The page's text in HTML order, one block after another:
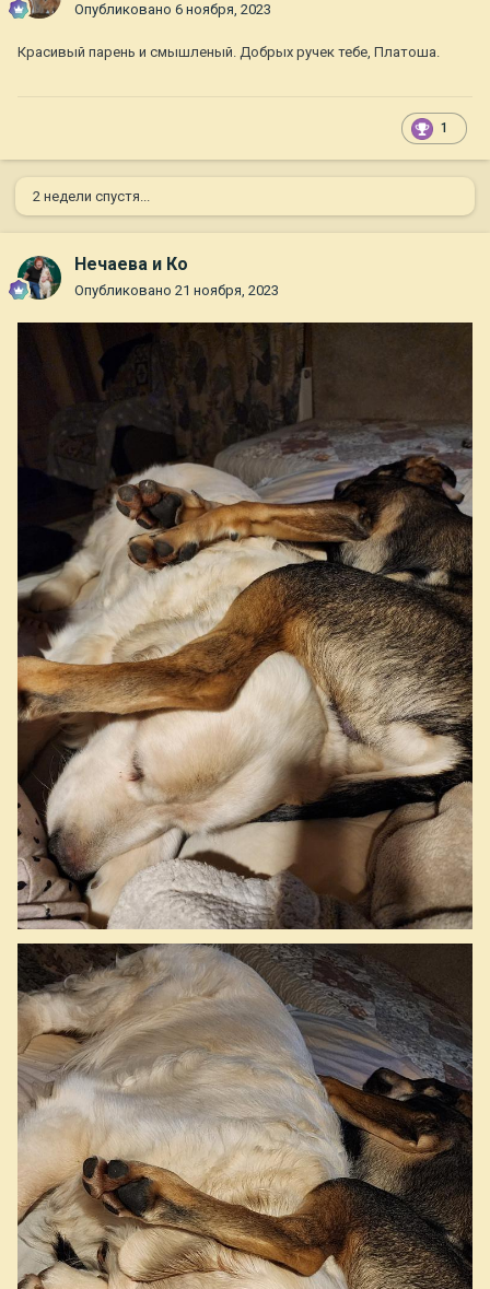
Опубликовано 6 ноября, 2023
Красивый парень и смышленый. Добрых ручек тебе, Платоша.
1
2 недели спустя...
Нечаева и Ко
Опубликовано 21 ноября, 2023